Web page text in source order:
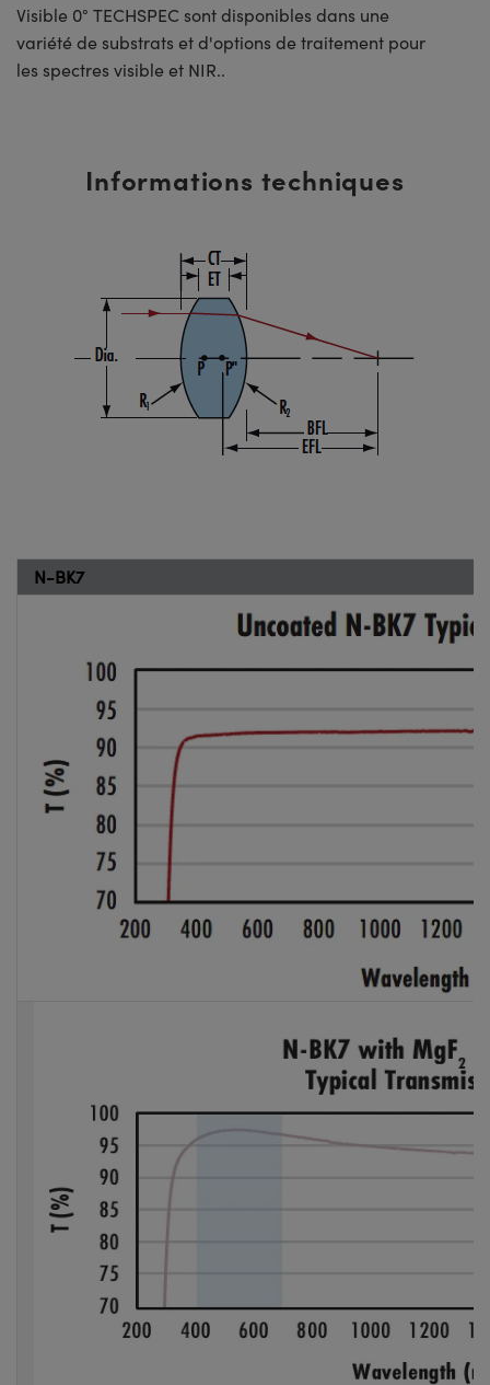
Visible 0° TECHSPEC sont disponibles dans une
variété de substrats et d'options de traitement pour
les spectres visible et NIR..
Informations techniques
N-BK7